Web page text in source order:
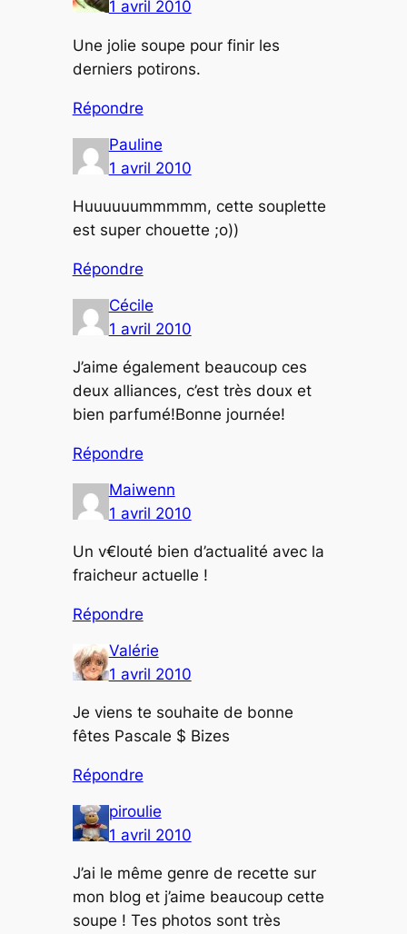
1 avril 2010
Une jolie soupe pour finir les
derniers potirons.
Répondre
Pauline
1 avril 2010
Huuuuuummmmm, cette souplette
est super chouette ;o))
Répondre
Cécile
1 avril 2010
J’aime également beaucoup ces
deux alliances, c’est très doux et
bien parfumé!Bonne journée!
Répondre
Maiwenn
1 avril 2010
Un v€louté bien d’actualité avec la
fraicheur actuelle !
Répondre
Valérie
1 avril 2010
Je viens te souhaite de bonne
fêtes Pascale $ Bizes
Répondre
piroulie
1 avril 2010
J’ai le même genre de recette sur
mon blog et j’aime beaucoup cette
soupe ! Tes photos sont très